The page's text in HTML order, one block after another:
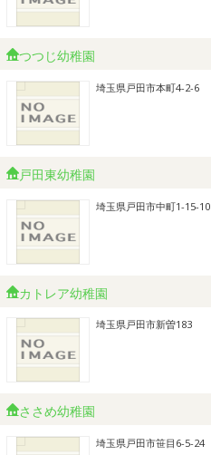
つつじ幼稚園
埼玉県戸田市本町4-2-6
戸田東幼稚園
埼玉県戸田市中町1-15-10
カトレア幼稚園
埼玉県戸田市新曽183
ささめ幼稚園
埼玉県戸田市笹目6-5-24